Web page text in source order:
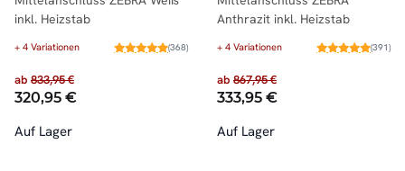
inkl. Heizstab
+ 4 Variationen (368)
ab 833,95 €
320,95 €
Auf Lager
Anthrazit inkl. Heizstab
+ 4 Variationen (391)
ab 867,95 €
333,95 €
Auf Lager